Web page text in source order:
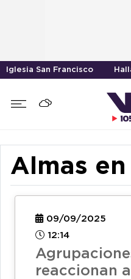
Iglesia San Francisco
Almas
09/09/2025
12:14
reaccionan